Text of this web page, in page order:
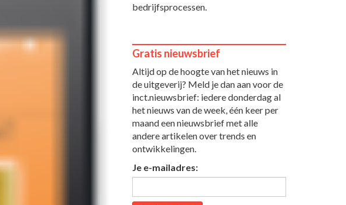
bedrijfsprocessen.
Gratis nieuwsbrief
Altijd op de hoogte van het nieuws in
de uitgeverij? Meld je dan aan voor de
inct.nieuwsbrief: iedere donderdag al
het nieuws van de week, één keer per
maand een nieuwsbrief met alle
andere artikelen over trends en
ontwikkelingen.
Je e-mailadres: